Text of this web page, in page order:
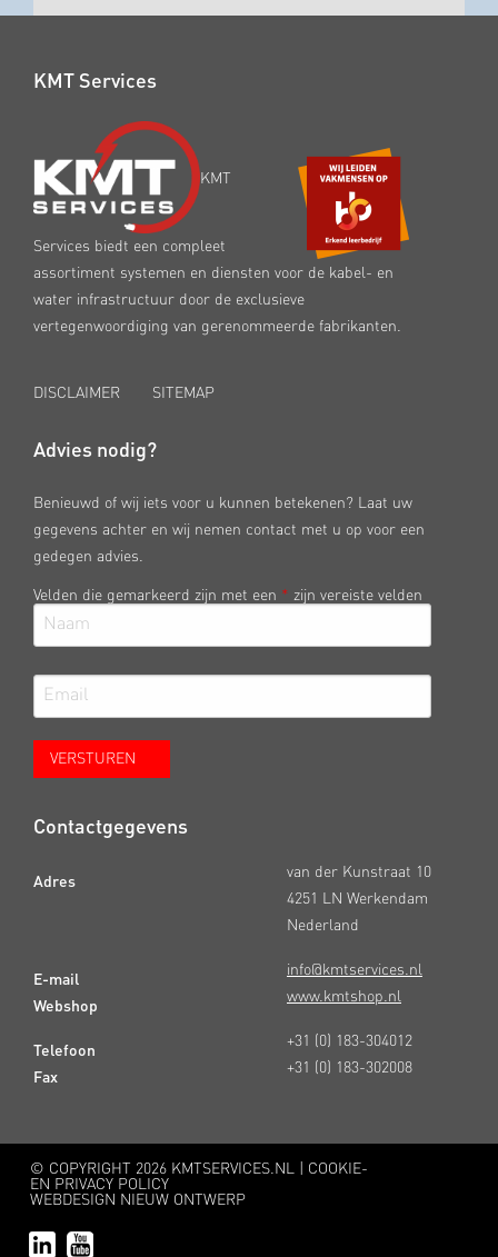
KMT Services
KMT
Services biedt een compleet
assortiment systemen en diensten voor de kabel- en
water infrastructuur door de exclusieve
vertegenwoordiging van gerenommeerde fabrikanten.
DISCLAIMER SITEMAP
Advies nodig?
Benieuwd of wij iets voor u kunnen betekenen? Laat uw
gegevens achter en wij nemen contact met u op voor een
gedegen advies.
Velden die gemarkeerd zijn met een * zijn vereiste velden
Contactgegevens
Adres
E-mail
Webshop
Telefoon
Fax
van der Kunstraat 10
4251 LN Werkendam
Nederland
info@kmtservices.nl
www.kmtshop.nl
+31 (0) 183-304012
+31 (0) 183-302008
© COPYRIGHT 2026 KMTSERVICES.NL | COOKIE-
EN PRIVACY POLICY
WEBDESIGN NIEUW ONTWERP